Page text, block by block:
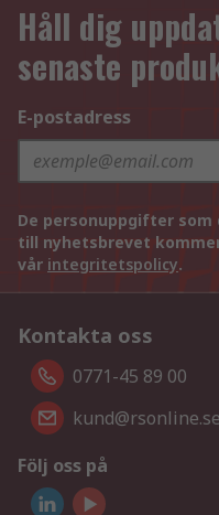
Håll dig
senaste
E-postadress
De personuppgifter som
till nyhetsbrevet
vår integritetspolicy.
Kontakta oss
0771-45 89 00
kund@rsonline.se
Följ oss på